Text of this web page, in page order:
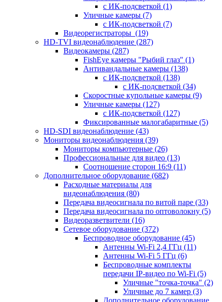
с ИК-подсветкой (1)
Уличные камеры (7)
с ИК-подсветкой (7)
Видеорегистраторы (19)
HD-TVI видеонаблюдение (287)
Видеокамеры (287)
FishEye камеры "Рыбий глаз" (1)
Антивандальные камеры (138)
с ИК-подсветкой (138)
с ИК-подсветкой (34)
Скоростные купольные камеры (9)
Уличные камеры (127)
с ИК-подсветкой (127)
Фиксированные малогабаритные (5)
HD-SDI видеонаблюдение (43)
Мониторы видеонаблюдения (39)
Мониторы компьютерные (26)
Профессиональные для видео (13)
Соотношение сторон 16:9 (11)
Дополнительное оборудование (682)
Расходные материалы для
видеонаблюдения (80)
Передача видеосигнала по витой паре (33)
Передача видеосигнала по оптоволокну (5)
Видеоразветвители (16)
Сетевое оборудование (372)
Беспроводное оборудование (45)
Антенны Wi-Fi 2,4 ГГц (11)
Антенны Wi-Fi 5 ГГц (6)
Беспроводные комплекты
передачи IP-видео по Wi-Fi (5)
Уличные "точка-точка" (2)
Уличные до 7 камер (3)
Дополнительное оборудование